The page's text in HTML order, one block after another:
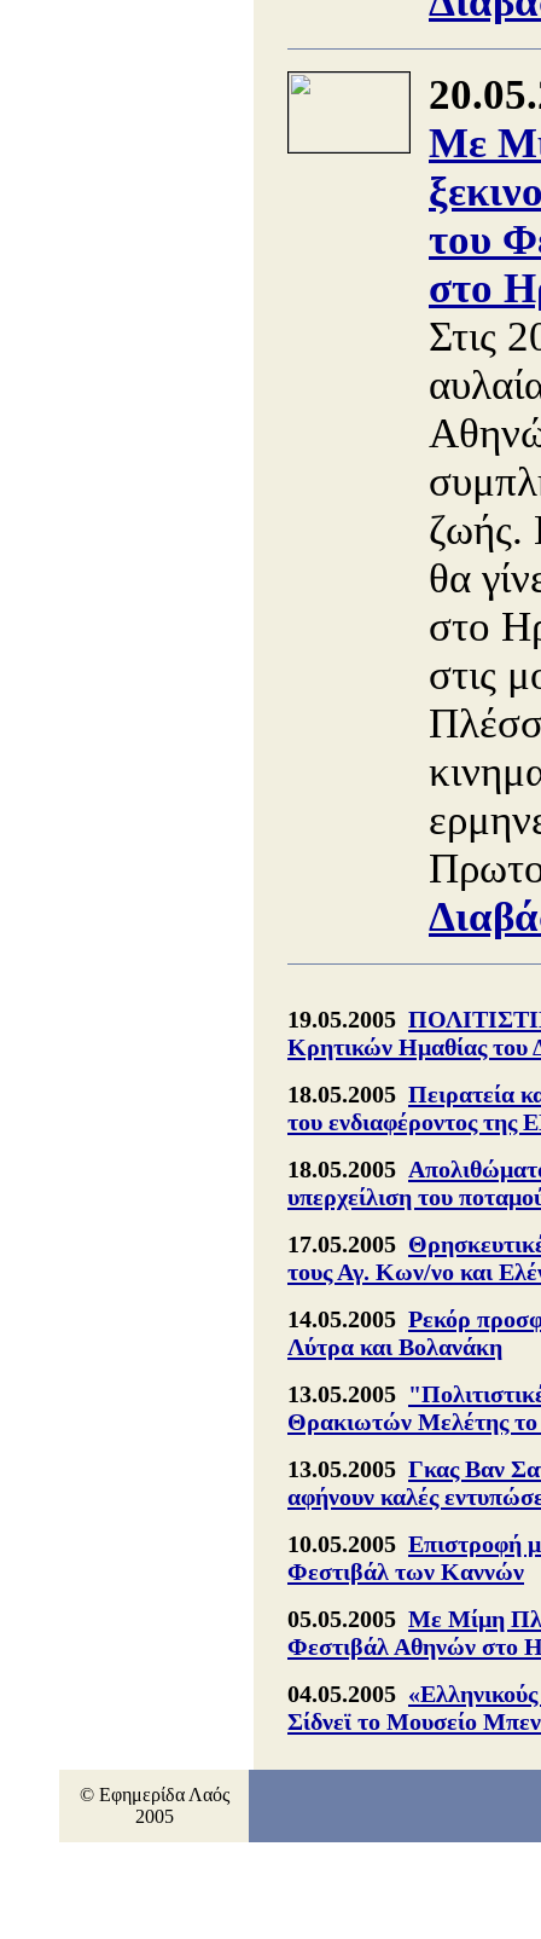
Με
του
στο
Στις
ζωής.
θα
στο
στις
19.05.2005
Κρητικών Ημαθίας του
18.05.2005 Πειρατεία
του ενδιαφέροντος της
18.05.2005
υπερχείλιση του
17.05.2005
τους Αγ. Κων/νο και
14.05.2005 Ρεκόρ
Λύτρα και Βολανάκη
13.05.2005
Θρακιωτών Μελέτης
13.05.2005 Γκας Βαν
αφήνουν καλές
10.05.2005 Επιστροφή
Φεστιβάλ των Καννών
05.05.2005 Με Μίμη
Φεστιβάλ Αθηνών στο
04.05.2005
Σίδνεϊ το Μουσείο
© Εφημερίδα Λαός
2005